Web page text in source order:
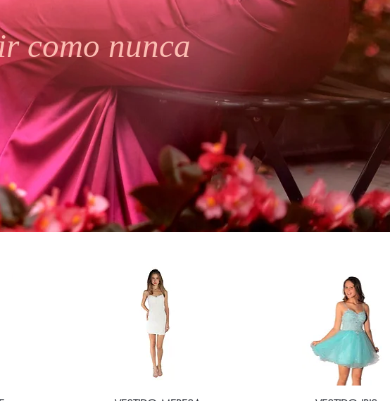
como nunca